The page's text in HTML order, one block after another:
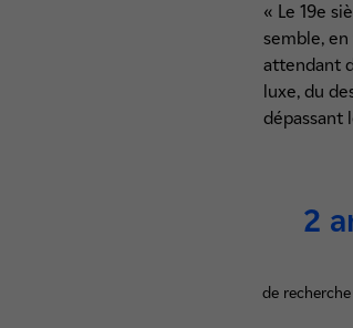
« Le 19e
semble, en
attendant
luxe, du
dépassant
2
de